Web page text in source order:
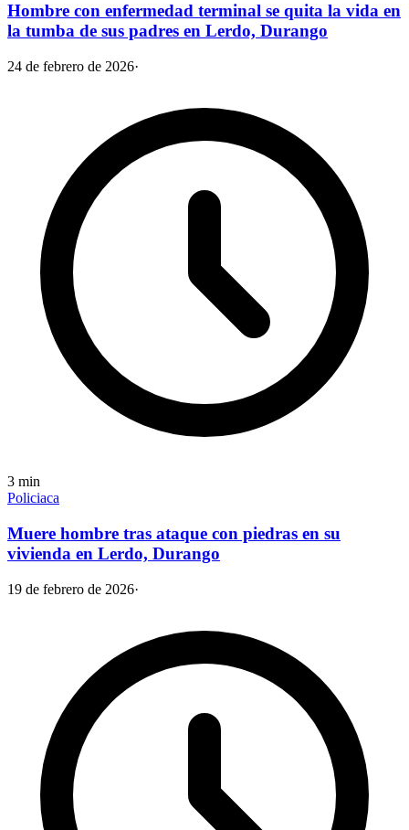
Hombre con enfermedad terminal se quita la vida en
la tumba de sus padres en Lerdo, Durango
24 de febrero de 2026·
3 min
Policiaca
Muere hombre tras ataque con piedras en su
vivienda en Lerdo, Durango
19 de febrero de 2026·